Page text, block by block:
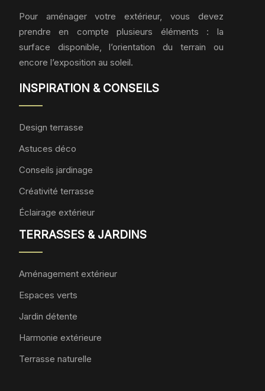
Pour aménager votre extérieur, vous devez
prendre en compte plusieurs éléments : la
surface disponible, l’orientation du terrain ou
encore l’exposition au soleil.
INSPIRATION & CONSEILS
Design terrasse
Astuces déco
Conseils jardinage
Créativité terrasse
Éclairage extérieur
TERRASSES & JARDINS
Aménagement extérieur
Espaces verts
Jardin détente
Harmonie extérieure
Terrasse naturelle